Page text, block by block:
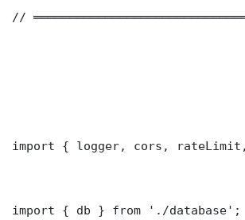
//
import { logger, cors,
import { db } from './database';